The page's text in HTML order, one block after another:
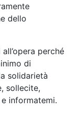
dello
perché
di
solidarietà
sollecite,
informatemi.